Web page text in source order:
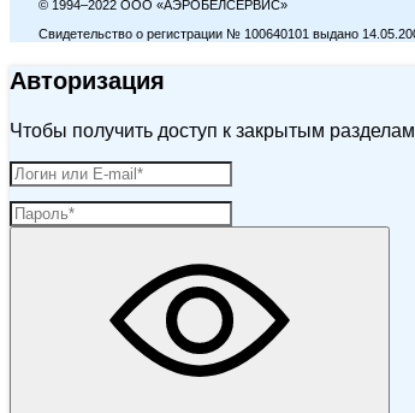
© 1994–2022 ООО «АЭРОБЕЛСЕРВИС»
Свидетельство о регистрации № 100640101 выдано
Авторизация
Чтобы получить доступ к закрытым